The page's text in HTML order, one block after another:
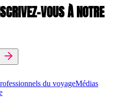
VOUS À NOTRE
du voyageMédias